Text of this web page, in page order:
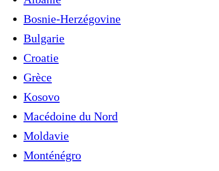
Bosnie-Herzégovine
Bulgarie
Croatie
Grèce
Kosovo
Macédoine du Nord
Moldavie
Monténégro